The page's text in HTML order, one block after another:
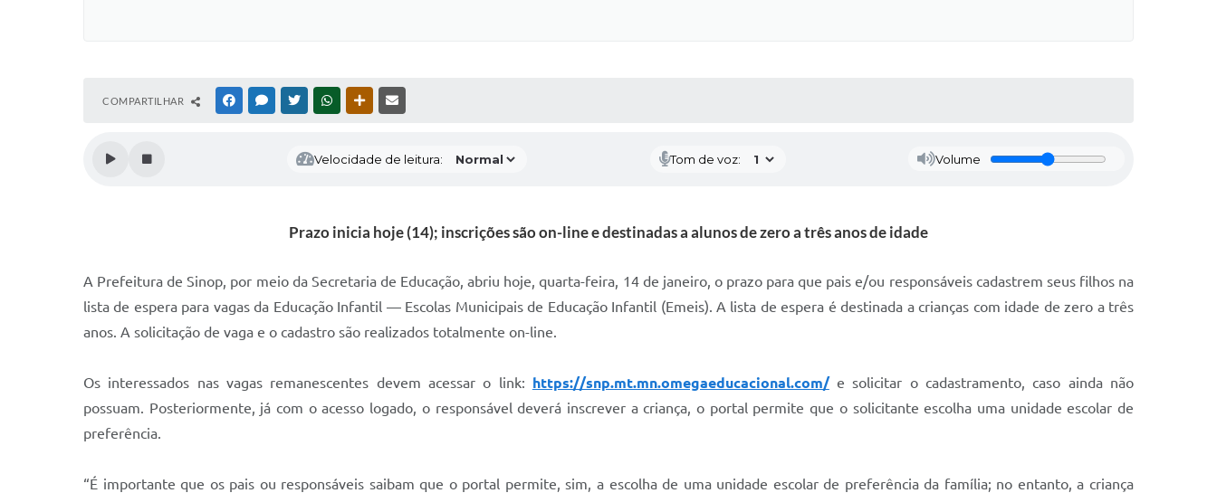
COMPARTILHAR FACEBOOKMESSENGER
TWITTERWHATSAPPOUTRAS MÍDIAS
Velocidade de leitura: Tom de voz: Volume
Prazo inicia hoje (14); inscrições são on-line e destinadas a alunos de zero a três anos de idade
A Prefeitura de Sinop, por meio da Secretaria de Educação, abriu hoje, quarta-feira, 14 de janeiro, o prazo para que pais e/ou responsáveis cadastrem seus filhos na
lista de espera para vagas da Educação Infantil — Escolas Municipais de Educação Infantil (Emeis). A lista de espera é destinada a crianças com idade de zero a três
anos. A solicitação de vaga e o cadastro são realizados totalmente on-line.
Os interessados nas vagas remanescentes devem acessar o link: https://snp.mt.mn.omegaeducacional.com/ e solicitar o cadastramento, caso ainda não
possuam. Posteriormente, já com o acesso logado, o responsável deverá inscrever a criança, o portal permite que o solicitante escolha uma unidade escolar de
preferência.
“É importante que os pais ou responsáveis saibam que o portal permite, sim, a escolha de uma unidade escolar de preferência da família; no entanto, a criança